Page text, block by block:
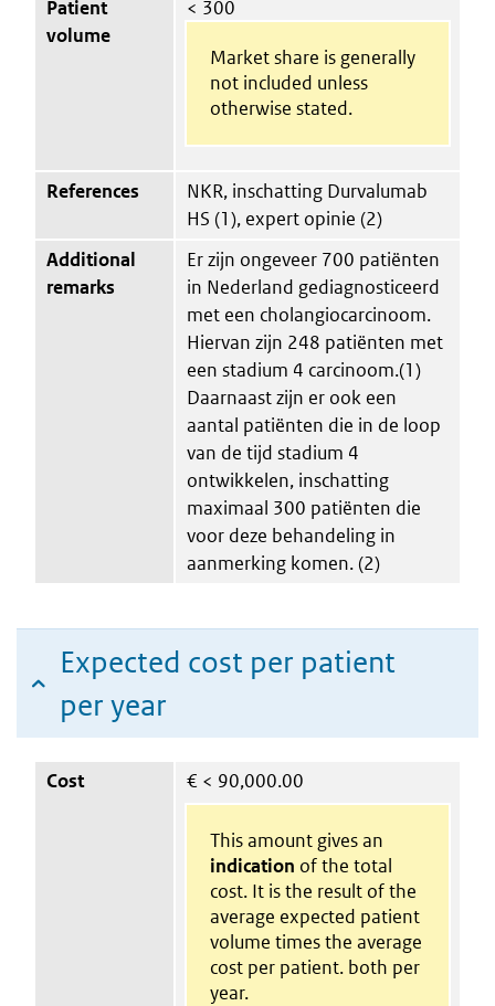
Patient
volume
< 300
Market share is generally
not included unless
otherwise stated.
References
NKR, inschatting Durvalumab
HS (1), expert opinie (2)
Additional
remarks
Er zijn ongeveer 700 patiënten
in Nederland gediagnosticeerd
met een cholangiocarcinoom.
Hiervan zijn 248 patiënten met
een stadium 4 carcinoom.(1)
Daarnaast zijn er ook een
aantal patiënten die in de loop
van de tijd stadium 4
ontwikkelen, inschatting
maximaal 300 patiënten die
voor deze behandeling in
aanmerking komen. (2)
Expected cost per patient
per year
Cost € < 90,000.00
This amount gives an
indication of the total
cost. It is the result of the
average expected patient
volume times the average
cost per patient. both per
year.